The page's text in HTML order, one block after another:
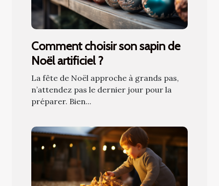
Comment choisir son sapin de
Noël artificiel ?
La fête de Noël approche à grands pas,
n’attendez pas le dernier jour pour la
préparer. Bien...